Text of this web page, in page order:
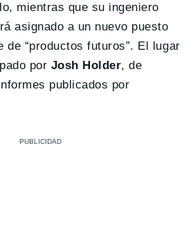
mientras que su ingeniero
asignado a un nuevo puesto
de “productos futuros”. El lugar
por Josh Holder, de
publicados por